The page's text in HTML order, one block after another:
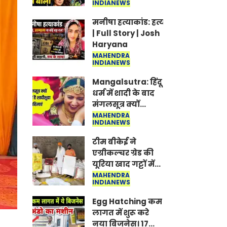
Jantar-Mantar |
CJP protest
INDIANEWS
मनीषा हत्याकांड: हत्या, आत्महत्या या
| Full Story | Josh
Haryana
MAHENDRA
INDIANEWS
Mangalsutra: हिंदू
धर्म में शादी के बाद
मंगलसूत्र क्यों
पहनती है महिलाएं,
किसने शुरु की ये
परंपरा
MAHENDRA
INDIANEWS
टीम बीकेई ने
एग्रीकल्चर ग्रेड की
यूरिया खाद गट्टों में
बदलकर टेक्निकल
ग्रेड में बेचने वालों पर
करवाई कार्रवाई:
लखविंदर सिंह
औलख
MAHENDRA
INDIANEWS
Egg Hatching कम
लागत में शुरू करे
नया बिजनेस। 17